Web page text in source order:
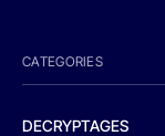
CATEGORIES
DECRYPTAGES